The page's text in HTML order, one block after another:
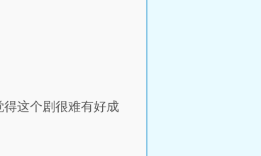
这个剧很难有好成